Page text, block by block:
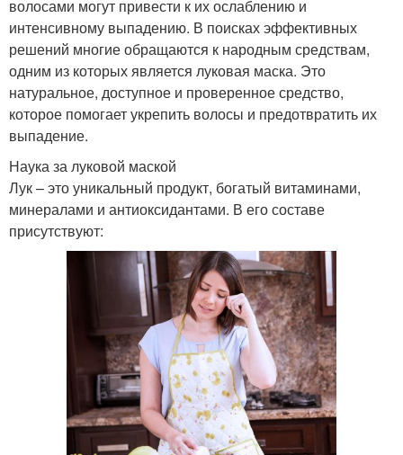
волосами могут привести к их ослаблению и
интенсивному выпадению. В поисках эффективных
решений многие обращаются к народным средствам,
одним из которых является луковая маска. Это
натуральное, доступное и проверенное средство,
которое помогает укрепить волосы и предотвратить их
выпадение.
Наука за луковой маской
Лук – это уникальный продукт, богатый витаминами,
минералами и антиоксидантами. В его составе
присутствуют: